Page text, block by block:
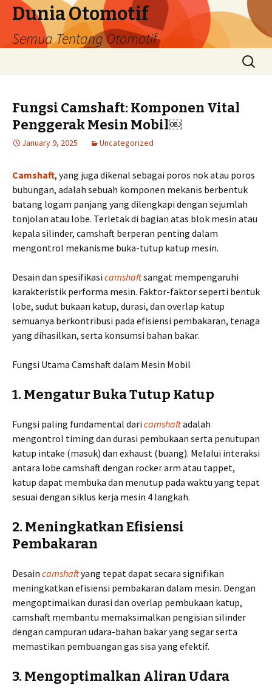
Dunia Otomotif
Semua Tentang Otomotif
Search
for:
Fungsi Camshaft: Komponen Vital
Penggerak Mesin Mobil￼
January 9, 2025 Uncategorized
Camshaft, yang juga dikenal sebagai poros nok atau poros
bubungan, adalah sebuah komponen mekanis berbentuk
batang logam panjang yang dilengkapi dengan sejumlah
tonjolan atau lobe. Terletak di bagian atas blok mesin atau
kepala silinder, camshaft berperan penting dalam
mengontrol mekanisme buka-tutup katup mesin.
Desain dan spesifikasi camshaftsangat mempengaruhi
karakteristik performa mesin. Faktor-faktor seperti bentuk
lobe, sudut bukaan katup, durasi, dan overlap katup
semuanya berkontribusi pada efisiensi pembakaran, tenaga
yang dihasilkan, serta konsumsi bahan bakar.
Fungsi Utama Camshaft dalam Mesin Mobil
1. Mengatur Buka Tutup Katup
Fungsi paling fundamental dari camshaftadalah
mengontrol timing dan durasi pembukaan serta penutupan
katup intake (masuk) dan exhaust (buang). Melalui interaksi
antara lobe camshaft dengan rocker arm atau tappet,
katup dapat membuka dan menutup pada waktu yang tepat
sesuai dengan siklus kerja mesin 4 langkah.
2. Meningkatkan Efisiensi
Pembakaran
Desain camshaftyang tepat dapat secara signifikan
meningkatkan efisiensi pembakaran dalam mesin. Dengan
mengoptimalkan durasi dan overlap pembukaan katup,
camshaft membantu memaksimalkan pengisian silinder
dengan campuran udara-bahan bakar yang segar serta
memastikan pembuangan gas sisa yang efektif.
3. Mengoptimalkan Aliran Udara